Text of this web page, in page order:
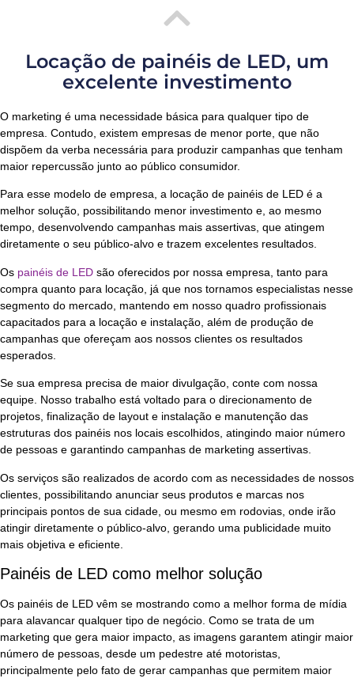
Locação de painéis de LED, um
excelente investimento
O marketing é uma necessidade básica para qualquer tipo de
empresa. Contudo, existem empresas de menor porte, que não
dispõem da verba necessária para produzir campanhas que tenham
maior repercussão junto ao público consumidor.
Para esse modelo de empresa, a locação de painéis de LED é a
melhor solução, possibilitando menor investimento e, ao mesmo
tempo, desenvolvendo campanhas mais assertivas, que atingem
diretamente o seu público-alvo e trazem excelentes resultados.
Os painéis de LED são oferecidos por nossa empresa, tanto para
compra quanto para locação, já que nos tornamos especialistas nesse
segmento do mercado, mantendo em nosso quadro profissionais
capacitados para a locação e instalação, além de produção de
campanhas que ofereçam aos nossos clientes os resultados
esperados.
Se sua empresa precisa de maior divulgação, conte com nossa
equipe. Nosso trabalho está voltado para o direcionamento de
projetos, finalização de layout e instalação e manutenção das
estruturas dos painéis nos locais escolhidos, atingindo maior número
de pessoas e garantindo campanhas de marketing assertivas.
Os serviços são realizados de acordo com as necessidades de nossos
clientes, possibilitando anunciar seus produtos e marcas nos
principais pontos de sua cidade, ou mesmo em rodovias, onde irão
atingir diretamente o público-alvo, gerando uma publicidade muito
mais objetiva e eficiente.
Painéis de LED como melhor solução
Os painéis de LED vêm se mostrando como a melhor forma de mídia
para alavancar qualquer tipo de negócio. Como se trata de um
marketing que gera maior impacto, as imagens garantem atingir maior
número de pessoas, desde um pedestre até motoristas,
principalmente pelo fato de gerar campanhas que permitem maior